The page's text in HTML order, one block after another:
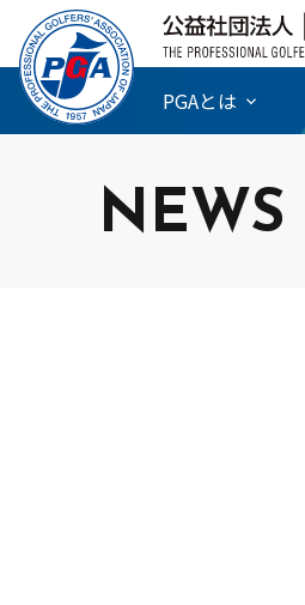
PGAとは
NEWS